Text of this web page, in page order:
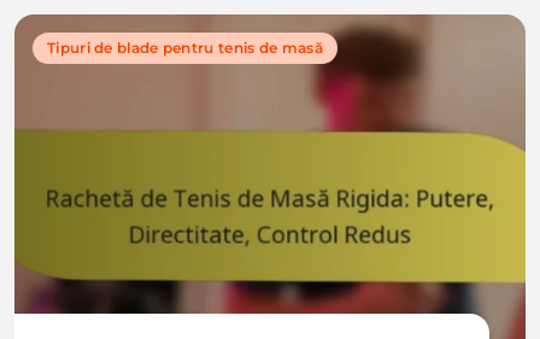
Tipuri de blade pentru tenis de masă